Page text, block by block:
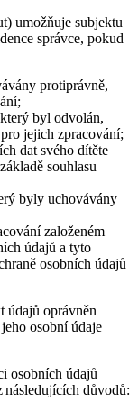
umožňuje subjektu
správce, pokud
protiprávně,
byl odvolán,
jejich zpracování;
dat svého dítěte
souhlasu
byly uchovávány
založeném
údajů a tyto
osobních údajů
údajů oprávněn
osobní údaje
osobních údajů
následujících důvodů: